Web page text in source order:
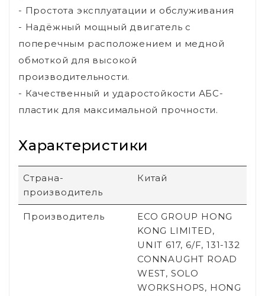
- Простота эксплуатации и обслуживания
- Надёжный мощный двигатель с
поперечным расположением и медной
обмоткой для высокой
производительности.
- Качественный и ударостойкости АБС-
пластик для максимальной прочности.
Характеристики
Страна-
производитель
Китай
Производитель
ECO GROUP HONG
KONG LIMITED,
UNIT 617, 6/F, 131-132
CONNAUGHT ROAD
WEST, SOLO
WORKSHOPS, HONG